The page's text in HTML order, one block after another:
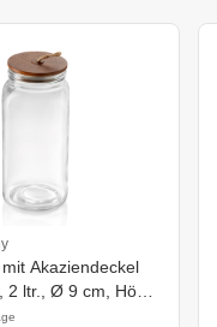
Akaziendeckel
2 ltr., Ø 9 cm, Höhe
Akazienholz